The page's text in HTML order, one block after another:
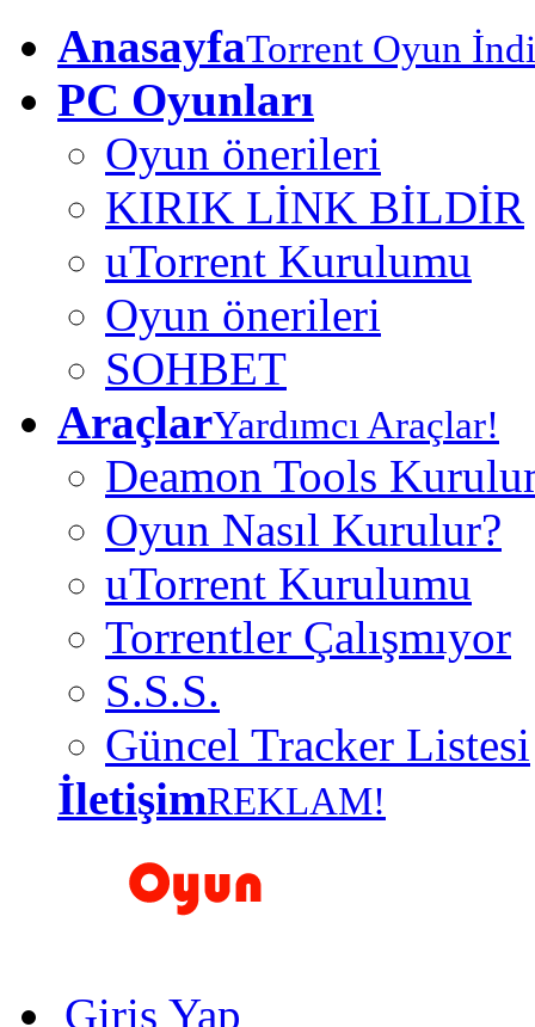
AnasayfaTorrent Oyun
PC Oyunları
Oyun önerileri
KIRIK LİNK BİLDİR
uTorrent Kurulumu
Oyun önerileri
SOHBET
AraçlarYardımcı Araçlar!
Deamon Tools
Oyun Nasıl Kurulur?
uTorrent Kurulumu
Torrentler Çalışmıyor
S.S.S.
Güncel Tracker Listesi
İletişimREKLAM!
Giriş Yap